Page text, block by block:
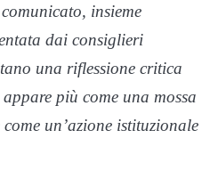
insieme
dai consiglieri
una riflessione critica
più come una mossa
un’azione istituzionale